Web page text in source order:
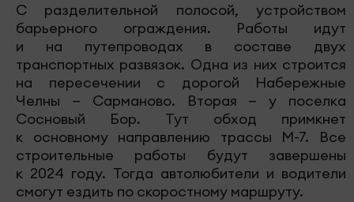
С разделительной полосой, устройством
барьерного ограждения. Работы идут
и на путепроводах в составе двух
транспортных развязок. Одна из них строится
на пересечении с дорогой Набережные
Челны — Сарманово. Вторая — у поселка
Сосновый Бор. Тут обход примкнет
к основному направлению трассы М-7. Все
строительные работы будут завершены
к 2024 году. Тогда автолюбители и водители
смогут ездить по скоростному маршруту.